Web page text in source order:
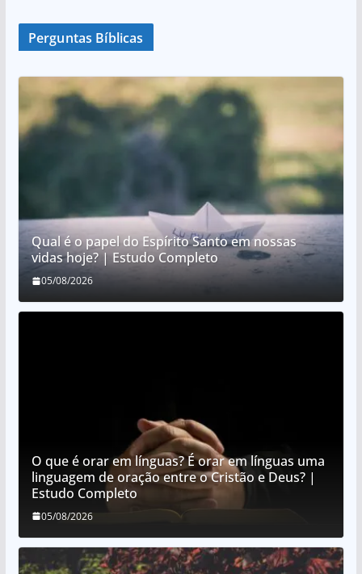
Perguntas Bíblicas
Qual é o papel do Espírito Santo em nossas
vidas hoje? | Estudo Completo
05/08/2026
O que é orar em línguas? É orar em línguas uma
linguagem de oração entre o Cristão e Deus? |
Estudo Completo
05/08/2026